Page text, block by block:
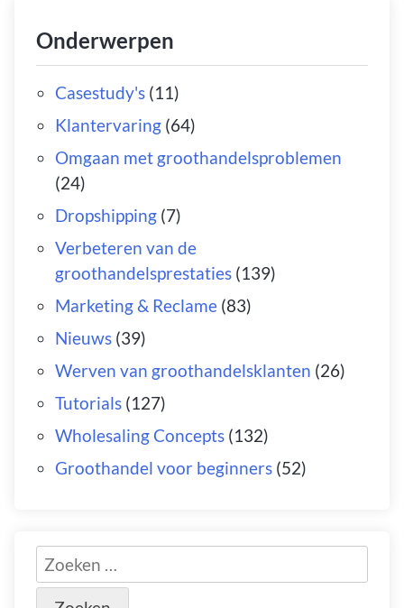
Onderwerpen
Casestudy's(11)
Klantervaring(64)
Omgaan met groothandelsproblemen
(24)
Dropshipping(7)
Verbeteren van de
groothandelsprestaties(139)
Marketing & Reclame(83)
Nieuws(39)
Werven van groothandelsklanten (26)
Tutorials(127)
Wholesaling Concepts(132)
Groothandel voor beginners(52)